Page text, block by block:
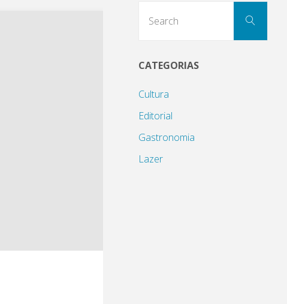
Search
CATEGORIAS
Cultura
Editorial
Gastronomia
Lazer